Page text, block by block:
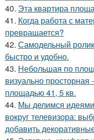
40. Эта квартира
41. Когда работа с
превращается?
42. Самодельный
быстро и удобно.
43. Небольшая по
визуально просторная
площадью 41, 5 кв.
44. Мы делимся
вокруг телевизора:
добавить